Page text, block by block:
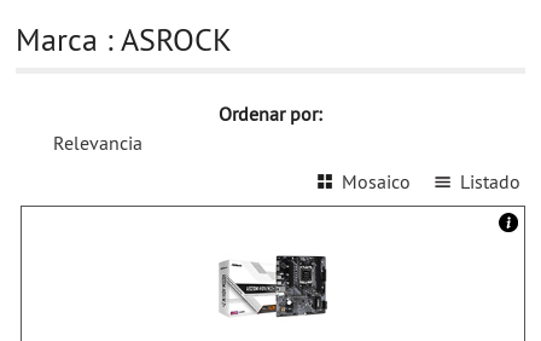
Marca : ASROCK
Ordenar por:
Relevancia
Listado
Mosaico